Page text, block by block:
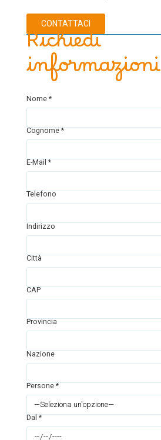
Richiedi
informazioni
Nome *
Cognome *
E-Mail *
Telefono
Indirizzo
Città
CAP
Provincia
Nazione
Persone *
Dal *